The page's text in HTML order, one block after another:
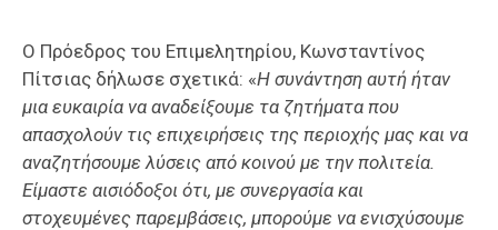
Ο Πρόεδρος του Επιμελητηρίου, Κωνσταντίνος
Πίτσιας δήλωσε σχετικά: «Η συνάντηση αυτή ήταν
μια ευκαιρία να αναδείξουμε τα ζητήματα που
απασχολούν τις επιχειρήσεις της περιοχής μας και να
αναζητήσουμε λύσεις από κοινού με την πολιτεία.
Είμαστε αισιόδοξοι ότι, με συνεργασία και
στοχευμένες παρεμβάσεις, μπορούμε να ενισχύσουμε